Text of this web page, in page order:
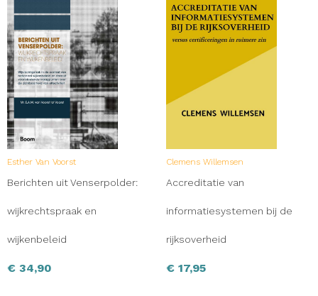
Esther Van Voorst
Berichten uit Venserpolder:
wijkrechtspraak en
wijkenbeleid
€ 34,90
Clemens Willemsen
Accreditatie van
informatiesystemen bij de
rijksoverheid
€ 17,95